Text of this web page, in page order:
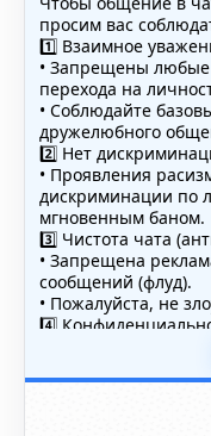
просим вас
1️⃣ Взаимное
• Запрещены любые
перехода на
• Соблюдайте
дружелюбного
2️⃣ Нет
• Проявления
дискриминации по
мгновенным баном.
3️⃣ Чистота чата
• Запрещена
сообщений (флуд).
• Пожалуйста, не
4️⃣
• Не публикуйте
(телефоны, адреса,
5️⃣ Уместность